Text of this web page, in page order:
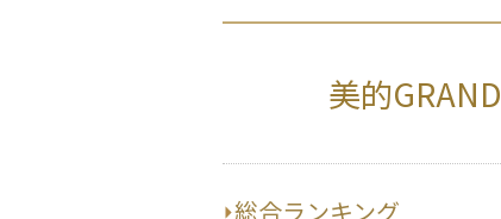
美的
総合ランキング